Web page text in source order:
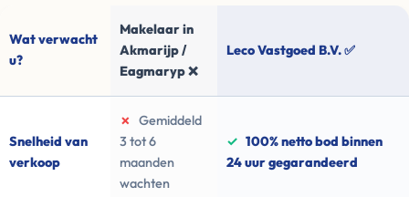
Wat verwacht
u?
Makelaar in
Akmarijp /
Eagmaryp ❌
Leco Vastgoed B.V. ✅
Snelheid van
verkoop
✗
Gemiddeld
3 tot 6
maanden
wachten
✓ 100% netto bod binnen
24 uur gegarandeerd